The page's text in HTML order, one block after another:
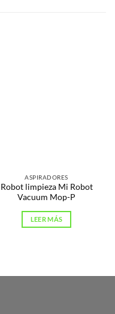
ASPIRADORES
Robot limpieza Mi Robot
Vacuum Mop-P
LEER MÁS